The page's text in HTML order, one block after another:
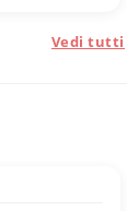
Vedi tutti